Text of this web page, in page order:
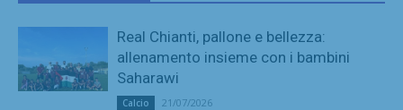
Real Chianti, pallone e bellezza:
allenamento insieme con i bambini
Saharawi
Calcio 21/07/2026